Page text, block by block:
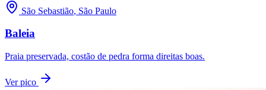
São Sebastião, São Paulo
Baleia
Praia preservada, costão de pedra forma direitas boas.
Ver pico